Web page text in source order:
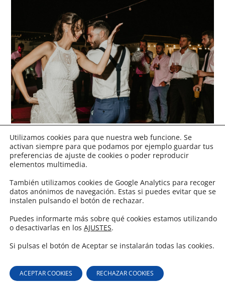
Utilizamos cookies para que nuestra web funcione. Se
activan siempre para que podamos por ejemplo guardar tus
preferencias de ajuste de cookies o poder reproducir
elementos multimedia.
También utilizamos cookies de Google Analytics para recoger
datos anónimos de navegación. Estas si puedes evitar que se
instalen pulsando el botón de rechazar.
Puedes informarte más sobre qué cookies estamos utilizando
o desactivarlas en los AJUSTES.
Si pulsas el botón de Aceptar se instalarán todas las cookies.
ACEPTAR COOKIES RECHAZAR COOKIES